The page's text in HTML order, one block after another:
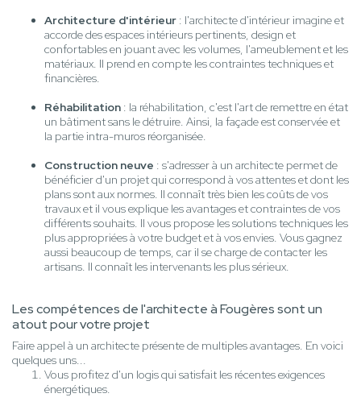
Architecture d'intérieur : l'architecte d'intérieur imagine et
accorde des espaces intérieurs pertinents, design et
confortables en jouant avec les volumes, l'ameublement et les
matériaux. Il prend en compte les contraintes techniques et
financières.
Réhabilitation : la réhabilitation, c'est l'art de remettre en état
un bâtiment sans le détruire. Ainsi, la façade est conservée et
la partie intra-muros réorganisée.
Construction neuve : s'adresser à un architecte permet de
bénéficier d'un projet qui correspond à vos attentes et dont les
plans sont aux normes. Il connaît très bien les coûts de vos
travaux et il vous explique les avantages et contraintes de vos
différents souhaits. Il vous propose les solutions techniques les
plus appropriées à votre budget et à vos envies. Vous gagnez
aussi beaucoup de temps, car il se charge de contacter les
artisans. Il connaît les intervenants les plus sérieux.
Les compétences de l'architecte à Fougères sont un
atout pour votre projet
Faire appel à un architecte présente de multiples avantages. En voici
quelques uns...
Vous profitez d'un logis qui satisfait les récentes exigences
énergétiques.